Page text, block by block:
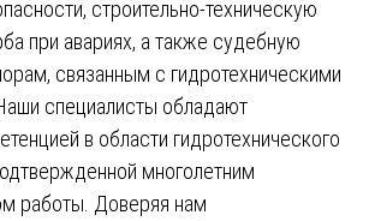
строительно-техническую
при авариях, а также судебную
связанным с гидротехническими
специалисты обладают
в области гидротехнического
многолетним
работы. Доверяя нам